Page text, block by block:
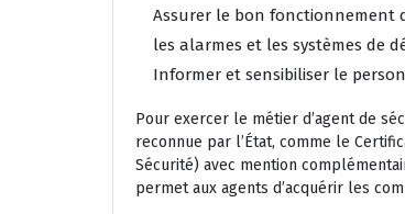
Assurer le bon fonctionnement
les alarmes et les systèmes de
Informer et sensibiliser le
Pour exercer le métier d’agent de
reconnue par l’État, comme le
Sécurité) avec mention
permet aux agents d’acquérir les